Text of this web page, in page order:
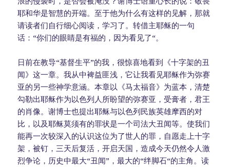
耶和华是智慧的开端。至于他为什么有这样的见解，那就
请读者们自行细心阅读，学习了。转借主耶稣的一句
话：“你们的眼睛是有福的，因为看见了“。
日前在教导“基督生平”的我，很惊喜地看到《十字架的丑
闻》这一章。我从中裨益匪浅，它让我看见耶稣作为弥赛
亚的另一些神学意涵。本章以《马太福音》为蓝本，清楚
勾勒出耶稣作为以色列人所盼望的弥赛亚，受膏者，君王
的肖像。谢博士也提出耶稣与以色列民族英雄摩西的对
比，以及耶稣莫须有的罪状是一个司法大丑闻等。使我们
能再一次较深入的认识这位为了世人的罪，自愿走上十字
架，被钉，三天后复活，开启天国，造成今天仍然令人激
烈争论，历史中最大“丑闻”，最大的“绊脚石“的主角。读